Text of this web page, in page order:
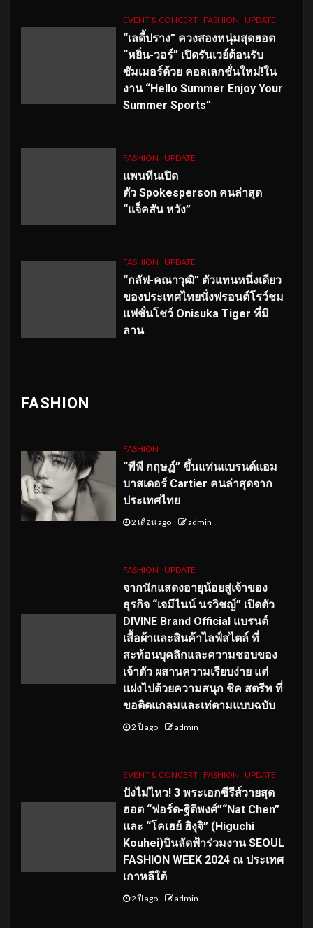
EVENT & CONCERT FASHION UPDATE
“เลดี้ปราง” ควงสองหนุ่มสุดฮอต
“หยิ่น-วอร์” เปิดรันเวย์ต้อนรับ
ซัมเมอร์ด้วย คอลเลกชั่นใหม่!ใน
งาน “Hello Summer Enjoy Your
Summer Sports”
FASHION UPDATE
แพนทีนเปิด
ตัว Spokesperson คนล่าสุด
“แจ็คสัน หวัง”
FASHION UPDATE
“กลัฟ-คณาวุฒิ” ตัวแทนหนึ่งเดียว
ของประเทศไทยนั่งฟรอนต์โรว์ชม
แฟชั่นโชว์ Onisuka Tiger ที่มิ
ลาน
FASHION
FASHION
“พีพี กฤษฏ์” ขึ้นแท่นแบรนด์แอม
บาสเดอร์ Cartier คนล่าสุดจาก
ประเทศไทย
2 เดือน ago admin
FASHION UPDATE
จากนักแสดงอายุน้อยสู่เจ้าของ
ธุรกิจ “เจมีไนน์ นรวิชญ์” เปิดตัว
DIVINE Brand Official แบรนด์
เสื้อผ้าและสินค้าไลฟ์สไตล์ ที่
สะท้อนบุคลิกและความชอบของ
เจ้าตัว ผสานความเรียบง่าย แต่
แฝงไปด้วยความสนุก ชิค สตรีท ที่
ขอติดแกลมและเท่ตามแบบฉบับ
2 ปี ago admin
EVENT & CONCERT FASHION UPDATE
ปังไม่ไหว! 3 พระเอกซีรีส์วายสุด
ฮอต “ฟอร์ด-ฐิติพงศ์”“Nat Chen”
และ “โคเฮย์ ฮิงุจิ” (Higuchi
Kouhei)บินลัดฟ้าร่วมงาน SEOUL
FASHION WEEK 2024 ณ ประเทศ
เกาหลีใต้
2 ปี ago admin